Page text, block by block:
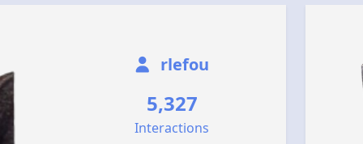
rlefou
5,327
Interactions